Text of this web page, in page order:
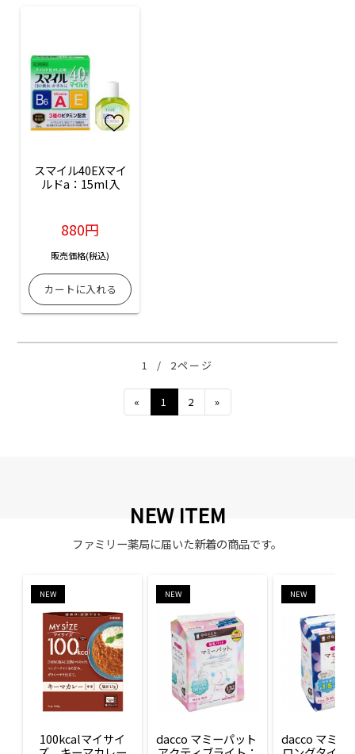
スマイル40EXマイ
ルドa：15ml入
880円
販売価格(税込)
1 / 2ページ
« Previous
1 2 »
NEW ITEM
ファミリー薬局に届いた新着の商品です。
NEW
100kcalマイサイ
NEW
dacco マミーパット
NEW
dacco マミー